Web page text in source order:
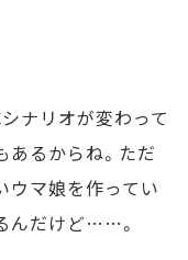
ナリオが変わって
あるからね。ただ
ウマ娘を作ってい
んだけど……。